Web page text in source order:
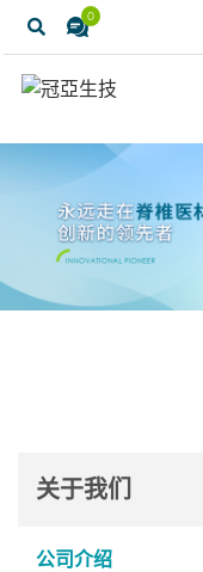
0
关于我们
公司介绍